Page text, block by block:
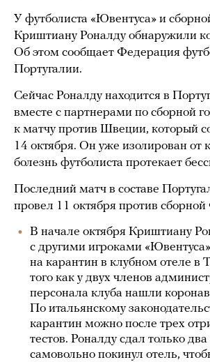
У футболиста «Ювентуса» и
Криштиану Роналду обнаружили
Об этом сообщает Федерация
Португалии.
Сейчас Роналду находится в
вместе с партнерами по сборной
к матчу против Швеции, который
14 октября. Он уже изолирован от
болезнь футболиста протекает
Последний матч в составе
провел 11 октября против
В начале октября Криштиану
с другими игроками
на карантин в клубном отеле в
того как у двух членов
персонала клуба нашли
По итальянскому
карантин можно после трех
тестов. Роналду сдал только
самовольно покинул отель,